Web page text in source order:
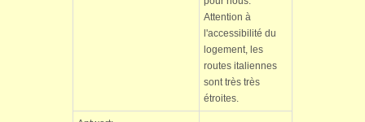
Attention à
l'accessibilité du
logement, les
routes italiennes
sont très très
étroites.